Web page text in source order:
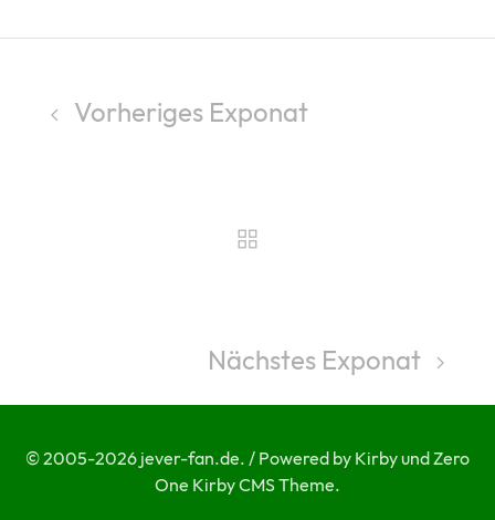
Vorheriges Exponat
Nächstes Exponat
© 2005-2026 jever-fan.de. / Powered by Kirby und Zero
One Kirby CMS Theme.